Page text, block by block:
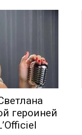
Бизнеса
героиней